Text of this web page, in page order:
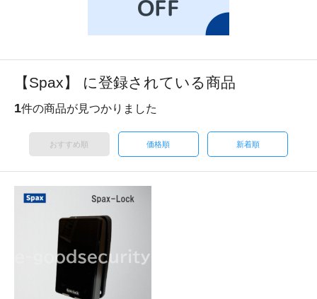
【Spax】 に登録されている商品
1件の商品が見つかりました
おすすめ順 価格順 新着順